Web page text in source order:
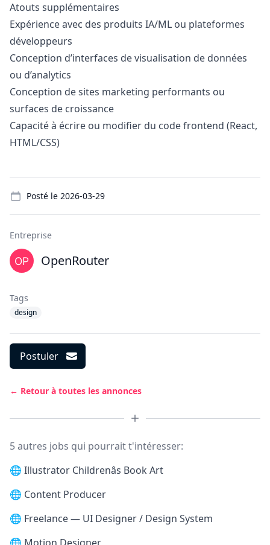
Atouts supplémentaires
Expérience avec des produits IA/ML ou plateformes
développeurs
Conception d’interfaces de visualisation de données
ou d’analytics
Conception de sites marketing performants ou
surfaces de croissance
Capacité à écrire ou modifier du code frontend (React,
HTML/CSS)
Posté le 2026-03-29
Entreprise
OpenRouter
Tags
design
Postuler
← Retour à toutes les annonces
5 autres jobs qui pourrait t'intéresser:
🌐 Illustrator Childrenâs Book Art
🌐 Content Producer
🌐 Freelance — UI Designer / Design System